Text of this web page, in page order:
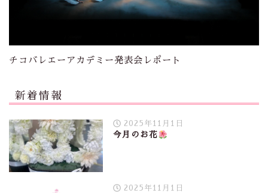
チコバレエーアカデミー発表会レポート
新着情報
2025年11月1日
今月のお花
2025年11月1日